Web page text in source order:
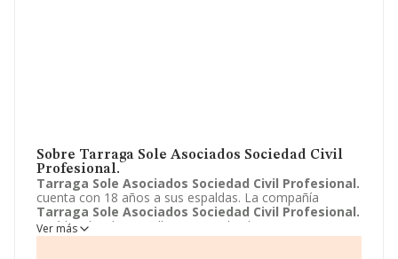
Sobre Tarraga Sole Asociados Sociedad Civil
Profesional.
Tarraga Sole Asociados Sociedad Civil Profesional.
cuenta con 18 años a sus espaldas. La compañía
Tarraga Sole Asociados Sociedad Civil Profesional.
está localizada en Calle gran via de Lluis Companys, 250
- P. 6 PTA. 2. Su actividad CNAE se ubica dentro de 6910
Ver más